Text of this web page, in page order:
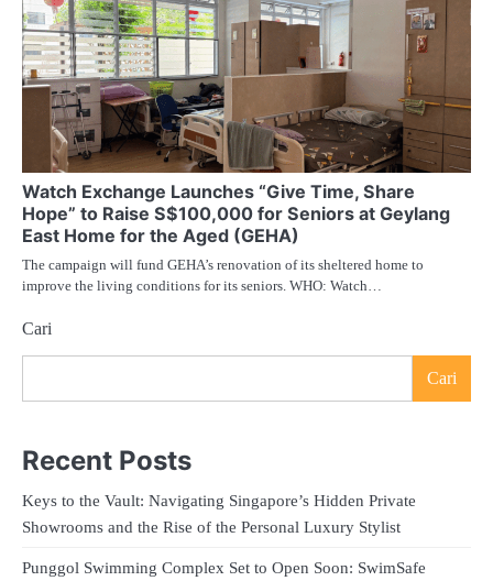
Watch Exchange Launches “Give Time, Share
Hope” to Raise S$100,000 for Seniors at Geylang
East Home for the Aged (GEHA)
The campaign will fund GEHA’s renovation of its sheltered home to
improve the living conditions for its seniors. WHO: Watch…
Cari
Cari
Recent Posts
Keys to the Vault: Navigating Singapore’s Hidden Private
Showrooms and the Rise of the Personal Luxury Stylist
Punggol Swimming Complex Set to Open Soon: SwimSafe